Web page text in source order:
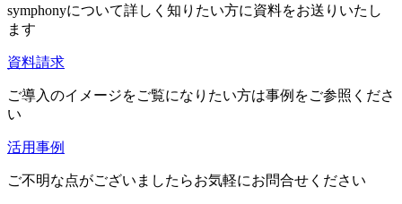
symphonyについて詳しく知りたい方に資料をお送りいたし
ます
資料請求
ご導入のイメージをご覧になりたい方は事例をご参照くださ
い
活用事例
ご不明な点がございましたらお気軽にお問合せください